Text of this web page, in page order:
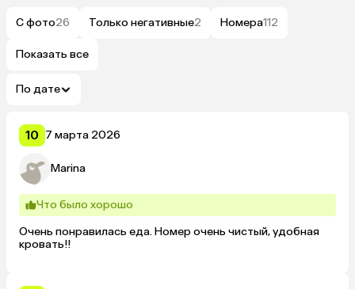
С фото26 Только негативные2 Номера112
Показать все
По дате
10 7 марта 2026
Marina
Что было хорошо
Очень понравилась еда. Номер очень чистый, удобная
кровать!!